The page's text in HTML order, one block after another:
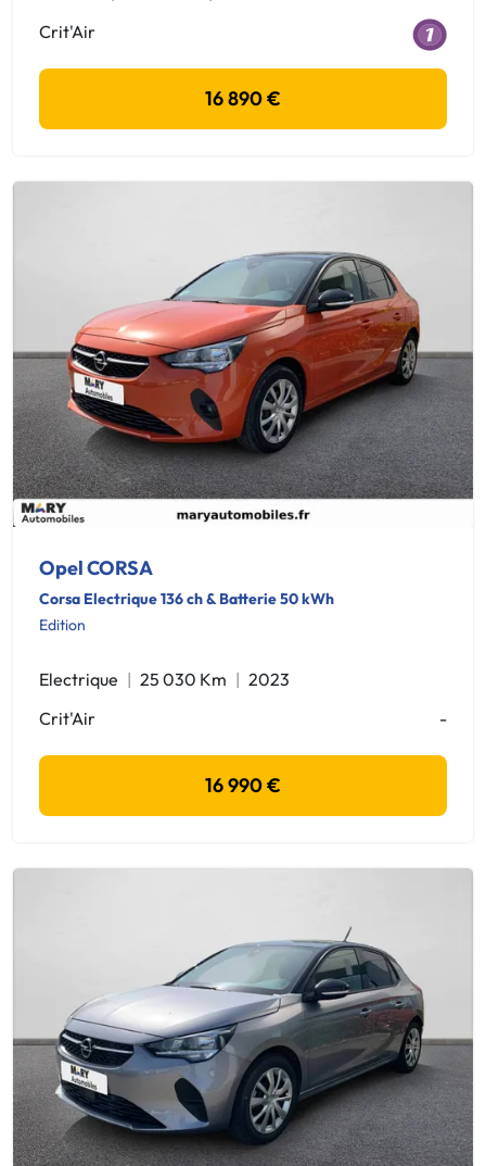
Crit'Air
16 890 €
Opel CORSA
Corsa Electrique 136 ch & Batterie 50 kWh
Edition
Electrique 25 030 Km
2023
Crit'Air
-
16 990 €